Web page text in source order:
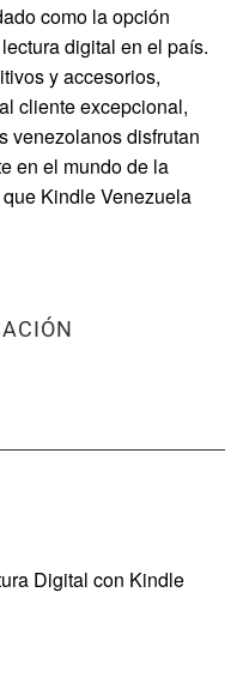
como la opción
digital en el país.
y accesorios,
cliente excepcional,
venezolanos disfrutan
en el mundo de la
Kindle Venezuela
Digital con Kindle